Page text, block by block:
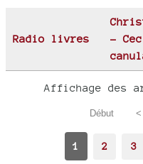
Radio livres
-
Affichage des
Début <
1 2 3